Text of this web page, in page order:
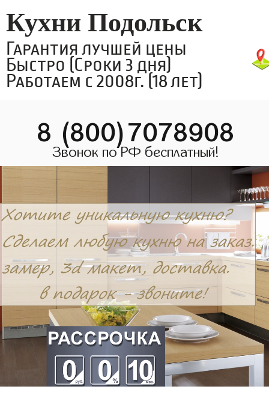
Кухни Подольск
Гарантия лучшей цены
Быстро (Сроки 3 дня)
Работаем с 2008г. (18 лет)
8 (800)7078908
Звонок по РФ бесплатный!